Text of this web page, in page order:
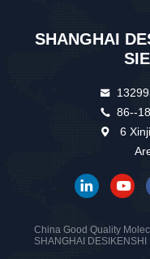
SHANGHAI
86--
6
China Good Quality
SHANGHAI